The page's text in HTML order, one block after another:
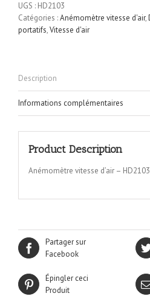
UGS : HD2103
Catégories :Anémomètre vitesse d'air,
portatifs,Vitesse d'air
Description
Informations complémentaires
Product Description
Anémomètre vitesse d’air –
Partager sur
Facebook
Épingler ceci
Produit